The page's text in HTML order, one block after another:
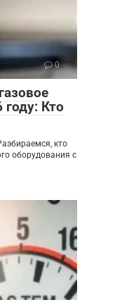
0
Кто
кто
оборудования с